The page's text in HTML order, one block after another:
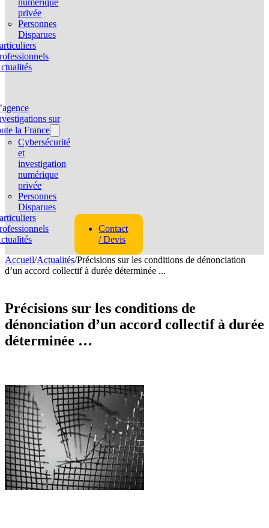
numérique
privée
Personnes
Disparues
sur
la France
Cybersécurité
et
investigation
numérique
privée
Personnes
Disparues
Contact
/ Devis
Accueil/Actualités/Précisions sur les conditions de dénonciation
d’un accord collectif à durée déterminée ...
Précisions sur les conditions de
dénonciation d’un accord collectif à durée
déterminée …